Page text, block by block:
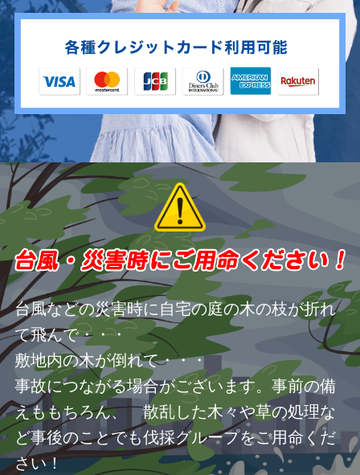
台風などの災害時に自宅の庭の木の枝が折れ
て飛んで・・・
敷地内の木が倒れて・・・
事故につながる場合がございます。事前の備
えももちろん、 散乱した木々や草の処理な
ど事後のことでも伐採グループをご用命くだ
さい！